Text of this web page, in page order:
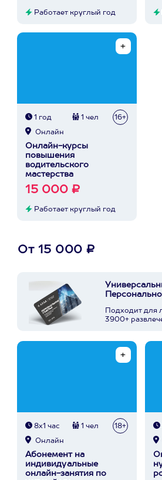
Работает круглый год
1 год 1 чел 16+
Онлайн
Онлайн-курсы
повышения
водительского
мастерства
15 000 ₽
Работает круглый год
От 15 000 ₽
Подходит для
3900+
8х1 час 1 чел 18+
Онлайн
Абонемент на
индивидуальные
онлайн-занятия по